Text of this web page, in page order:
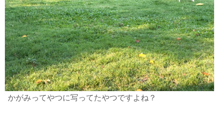
かがみってやつに写ってたやつですよね？